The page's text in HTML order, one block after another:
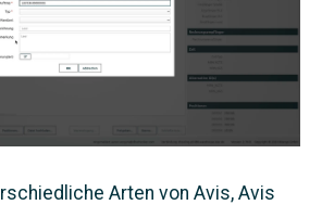
Arten von Avis, Avis